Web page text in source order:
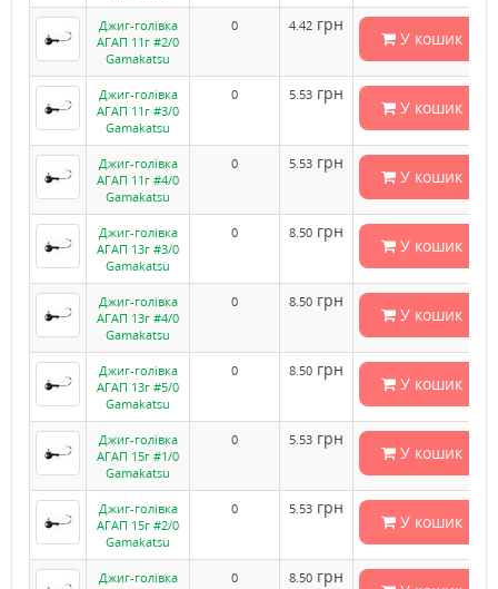
Джиг-голівка
АГАП 11г #2/0
Gamakatsu
0 4.42 грн
У кошик
Джиг-голівка
АГАП 11г #3/0
Gamakatsu
0 5.53 грн
У кошик
Джиг-голівка
АГАП 11г #4/0
Gamakatsu
0 5.53 грн
У кошик
Джиг-голівка
АГАП 13г #3/0
Gamakatsu
0 8.50 грн
У кошик
Джиг-голівка
АГАП 13г #4/0
Gamakatsu
0 8.50 грн
У кошик
Джиг-голівка
АГАП 13г #5/0
Gamakatsu
0 8.50 грн
У кошик
Джиг-голівка
АГАП 15г #1/0
Gamakatsu
0 5.53 грн
У кошик
Джиг-голівка
АГАП 15г #2/0
Gamakatsu
0 5.53 грн
У кошик
Джиг-голівка
0 8.50 грн